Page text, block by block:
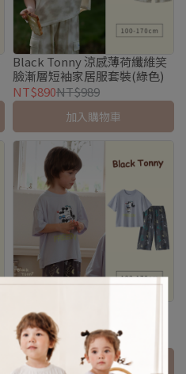
Black Tonny 涼感薄荷纖維笑
臉漸層短袖家居服套裝(綠色)
NT$890NT$989
加入購物車
Black Tonny 墨鏡狗狗短袖家
居套裝
NT$790NT$878
加入購物車